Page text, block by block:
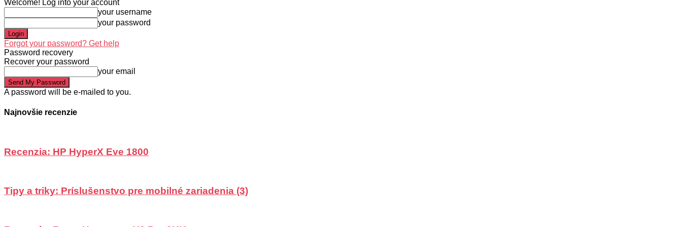
Welcome! Log into your account
your username
your password
Forgot your password? Get help
Password recovery
Recover your password
your email
A password will be e-mailed to you.
Najnovšie recenzie
Recenzia: HP HyperX Eve 1800
Tipy a triky: Príslušenstvo pre mobilné zariadenia (3)